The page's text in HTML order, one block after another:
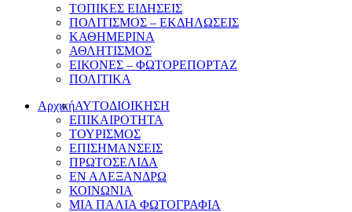
ΤΟΠΙΚΕΣ ΕΙΔΗΣΕΙΣ
ΠΟΛΙΤΙΣΜΟΣ – ΕΚΔΗΛΩΣΕΙΣ
ΚΑΘΗΜΕΡΙΝΑ
ΑΘΛΗΤΙΣΜΟΣ
ΕΙΚΟΝΕΣ – ΦΩΤΟΡΕΠΟΡΤΑΖ
ΠΟΛΙΤΙΚΑ
ΑρχικήΑΥΤΟΔΙΟΙΚΗΣΗ
ΕΠΙΚΑΙΡΟΤΗΤΑ
ΤΟΥΡΙΣΜΟΣ
ΕΠΙΣΗΜΑΝΣΕΙΣ
ΠΡΩΤΟΣΕΛΙΔΑ
ΕΝ ΑΛΕΞΑΝΔΡΩ
ΚΟΙΝΩΝΙΑ
ΜΙΑ ΠΑΛΙΑ ΦΩΤΟΓΡΑΦΙΑ